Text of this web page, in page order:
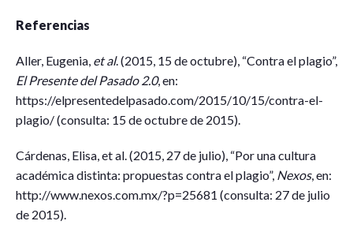
Referencias
Aller, Eugenia, et al. (2015, 15 de octubre), “Contra el plagio”,
El Presente del Pasado 2.0, en:
https://elpresentedelpasado.com/2015/10/15/contra-el-
plagio/ (consulta: 15 de octubre de 2015).
Cárdenas, Elisa, et al. (2015, 27 de julio), “Por una cultura
académica distinta: propuestas contra el plagio”, Nexos, en:
http://www.nexos.com.mx/?p=25681 (consulta: 27 de julio
de 2015).